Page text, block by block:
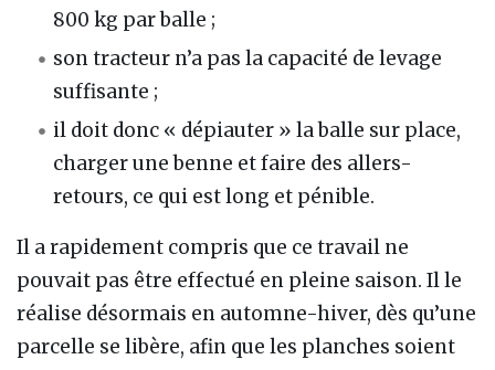
800 kg par balle ;
son tracteur n’a pas la capacité de levage
suffisante ;
il doit donc « dépiauter » la balle sur place,
charger une benne et faire des allers-
retours, ce qui est long et pénible.
Il a rapidement compris que ce travail ne
pouvait pas être effectué en pleine saison. Il le
réalise désormais en automne-hiver, dès qu’une
parcelle se libère, afin que les planches soient